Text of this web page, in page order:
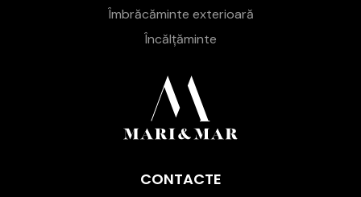
Îmbrăcăminte exterioară
Încălțăminte
CONTACTE